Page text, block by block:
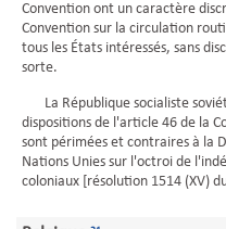
Convention ont un caractère
Convention sur la circulation
tous les États intéressés, sans
sorte.
La République socialiste
dispositions de l'article 46 de la
sont périmées et contraires à la
Nations Unies sur l'octroi de
coloniaux [résolution 1514 (XV)